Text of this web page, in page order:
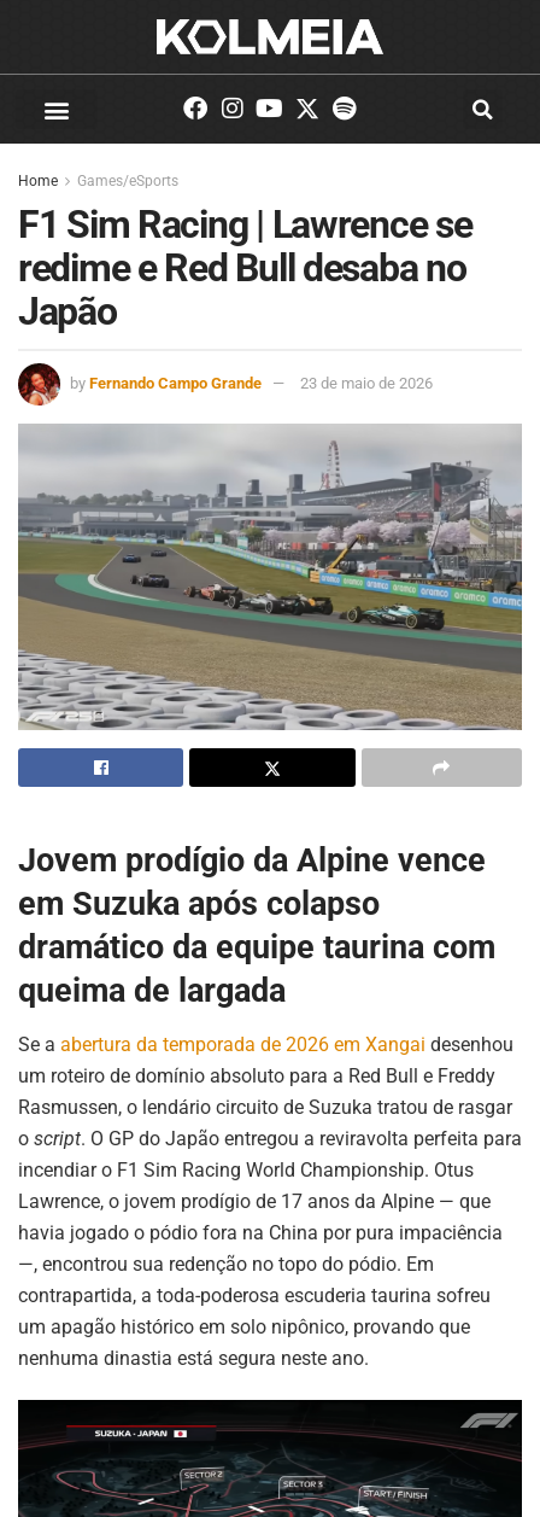
Home Games/eSports
F1 Sim Racing | Lawrence se
redime e Red Bull desaba no
Japão
by Fernando Campo Grande 23 de maio de 2026
Jovem prodígio da Alpine vence
em Suzuka após colapso
dramático da equipe taurina com
queima de largada
Se a abertura da temporada de 2026 em Xangai desenhou
um roteiro de domínio absoluto para a Red Bull e Freddy
Rasmussen, o lendário circuito de Suzuka tratou de rasgar
o script. O GP do Japão entregou a reviravolta perfeita para
incendiar o F1 Sim Racing World Championship. Otus
Lawrence, o jovem prodígio de 17 anos da Alpine — que
havia jogado o pódio fora na China por pura impaciência
—, encontrou sua redenção no topo do pódio. Em
contrapartida, a toda-poderosa escuderia taurina sofreu
um apagão histórico em solo nipônico, provando que
nenhuma dinastia está segura neste ano.